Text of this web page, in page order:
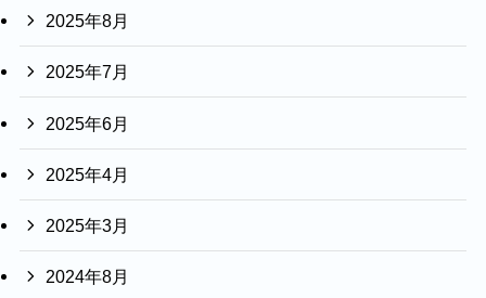
2025年8月
2025年7月
2025年6月
2025年4月
2025年3月
2024年8月